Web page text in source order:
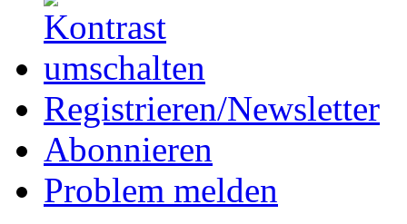
Registrieren/Newsletter
Abonnieren
Problem melden